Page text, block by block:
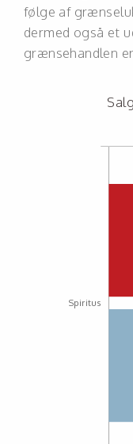
følge af
dermed også et
grænsehandlen